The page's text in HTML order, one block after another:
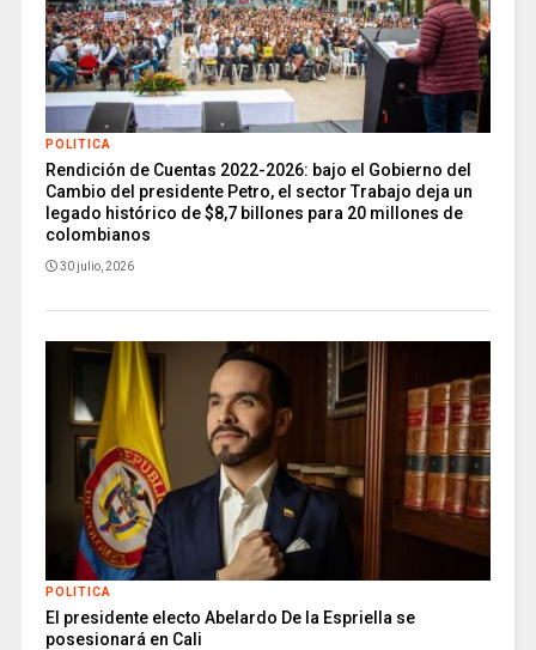
POLITICA
Rendición de Cuentas 2022-2026: bajo el Gobierno del
Cambio del presidente Petro, el sector Trabajo deja un
legado histórico de $8,7 billones para 20 millones de
colombianos
30 julio, 2026
POLITICA
El presidente electo Abelardo De la Espriella se
posesionará en Cali